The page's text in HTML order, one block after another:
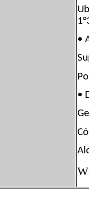
•
•